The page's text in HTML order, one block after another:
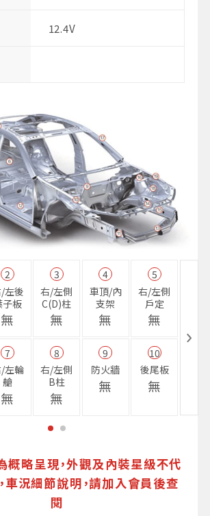
12.4V
2
左後
子板
無
3
右/左側
C(D)柱
無
4
車頂/內
支架
無
5
右/左側
戶定
無
7
左輪
艙
無
8
右/左側
B柱
無
9
防火牆
無
10
後尾板
無
概略呈現，外觀及內裝星級不代
車況細節說明，請加入會員後查
閱